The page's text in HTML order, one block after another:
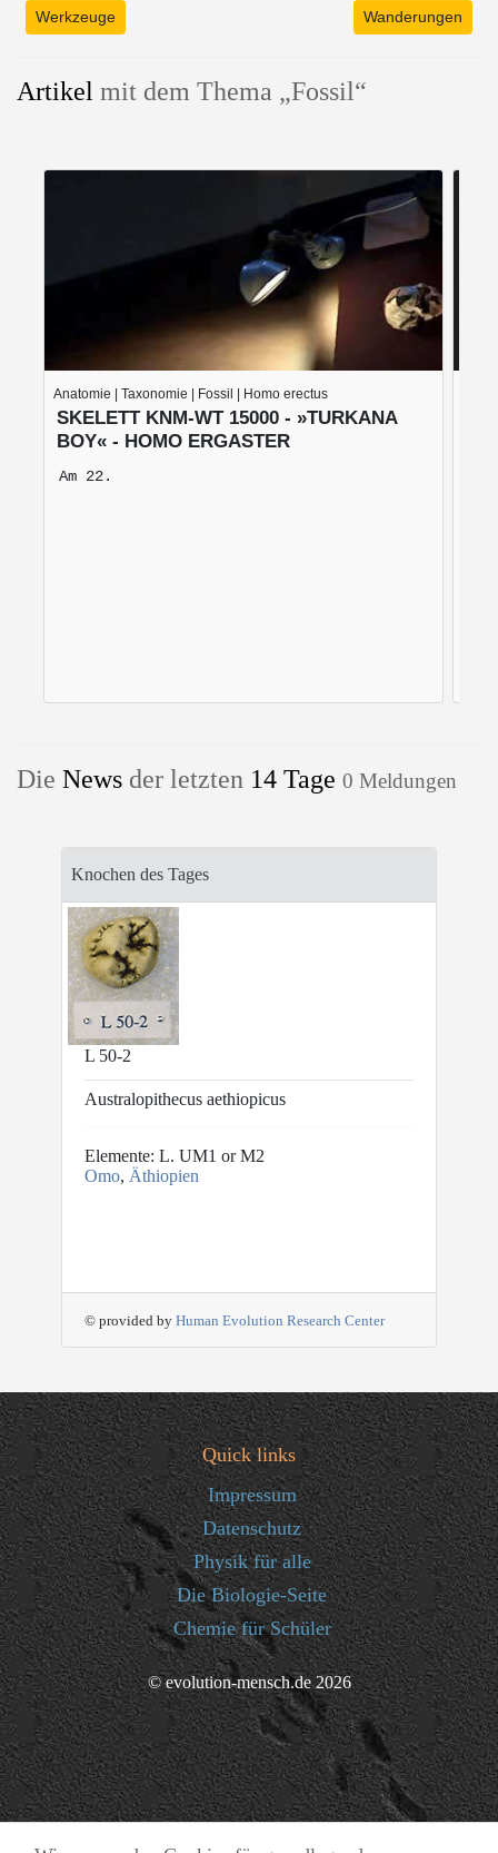
Werkzeuge Wanderungen
Artikel mit dem Thema „Fossil“
Anatomie | Taxonomie | Fossil | Homo erectus
SKELETT KNM-WT 15000 - »TURKANA
BOY« - HOMO ERGASTER
Am 22.
Die News der letzten 14 Tage 0 Meldungen
Knochen des Tages
L 50-2
Australopithecus aethiopicus
Elemente: L. UM1 or M2
Omo, Äthiopien
© provided by Human Evolution Research Center
Quick links
Impressum
Datenschutz
Physik für alle
Die Biologie-Seite
Chemie für Schüler
© evolution-mensch.de 2026